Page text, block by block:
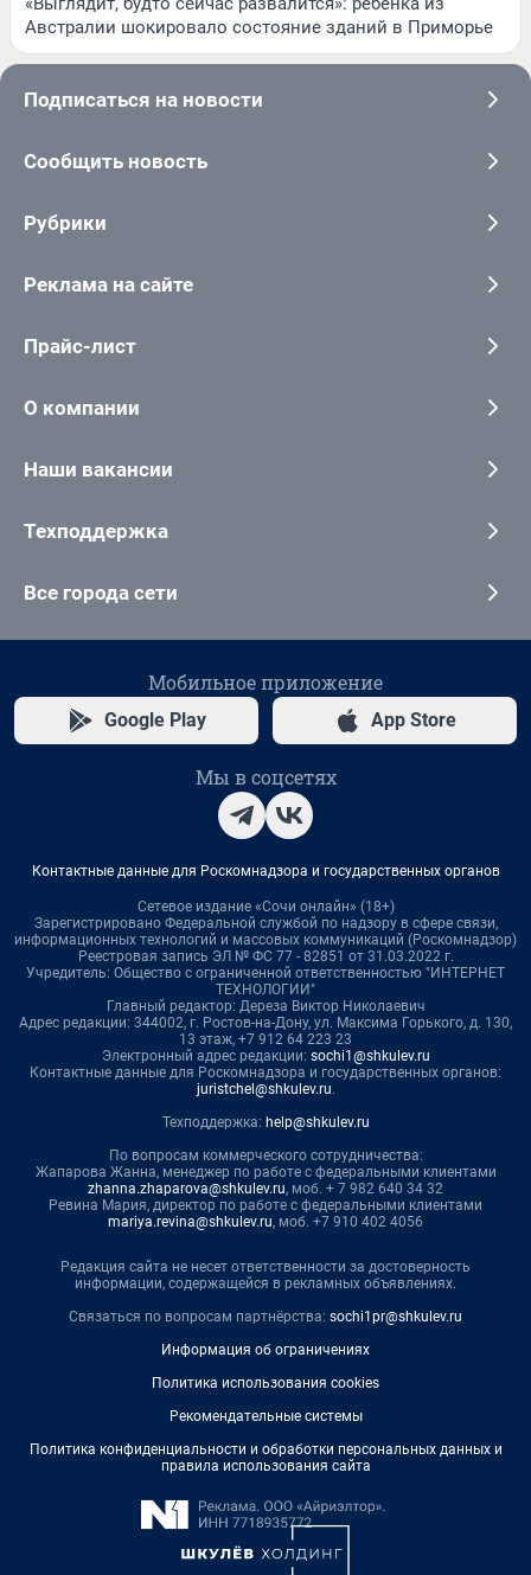
Австралии шокировало состояние зданий в Приморье
Подписаться на новости
Сообщить новость
Рубрики
Реклама на сайте
Прайс-лист
О компании
Наши вакансии
Техподдержка
Все города сети
Мобильное приложение
Google Play App Store
Мы в соцсетях
Контактные данные для Роскомнадзора и государственных органов
Сетевое издание «Сочи онлайн» (18+)
Зарегистрировано Федеральной службой по надзору в сфере связи,
информационных технологий и массовых коммуникаций (Роскомнадзор)
Реестровая запись ЭЛ № ФС 77 - 82851 от 31.03.2022 г.
Учредитель: Общество с ограниченной ответственностью "ИНТЕРНЕТ
ТЕХНОЛОГИИ"
Главный редактор: Дереза Виктор Николаевич
Адрес редакции: 344002, г. Ростов-на-Дону, ул. Максима Горького, д. 130,
13 этаж, +7 912 64 223 23
Электронный адрес редакции: sochi1@shkulev.ru
Контактные данные для Роскомнадзора и государственных органов:
juristchel@shkulev.ru.
Техподдержка: help@shkulev.ru
По вопросам коммерческого сотрудничества:
Жапарова Жанна, менеджер по работе с федеральными клиентами
zhanna.zhaparova@shkulev.ru, моб. + 7 982 640 34 32
Ревина Мария, директор по работе с федеральными клиентами
mariya.revina@shkulev.ru, моб. +7 910 402 4056
Редакция сайта не несет ответственности за достоверность
информации, содержащейся в рекламных объявлениях.
Связаться по вопросам партнёрства: sochi1pr@shkulev.ru
Информация об ограничениях
Политика использования cookies
Рекомендательные системы
Политика конфиденциальности и обработки персональных данных и
правила использования сайта